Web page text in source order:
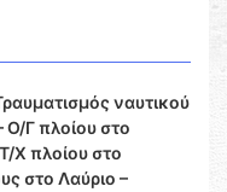
ναυτικού
Ο/Γ πλοίου στο
Χ πλοίου στο
στο Λαύριο –